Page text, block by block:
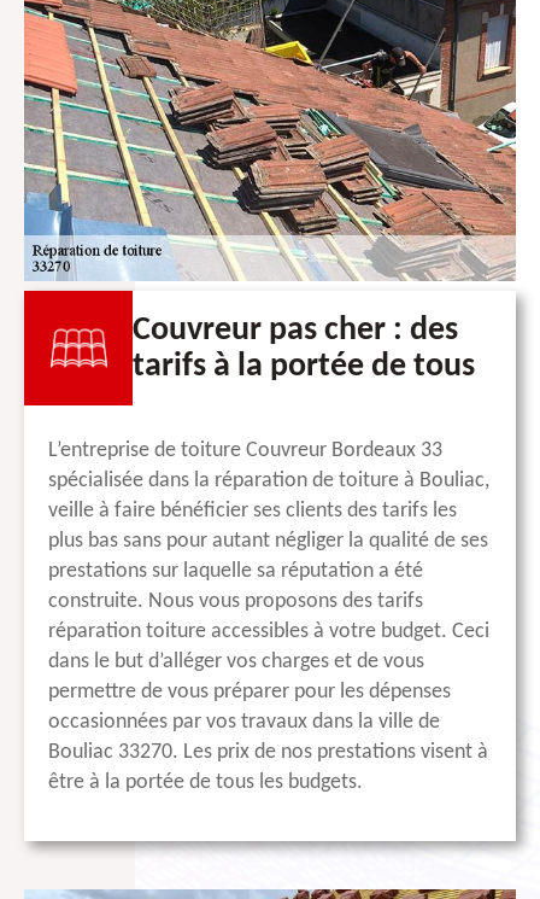
Couvreur pas cher : des
tarifs à la portée de tous
L’entreprise de toiture Couvreur Bordeaux 33
spécialisée dans la réparation de toiture à Bouliac,
veille à faire bénéficier ses clients des tarifs les
plus bas sans pour autant négliger la qualité de ses
prestations sur laquelle sa réputation a été
construite. Nous vous proposons des tarifs
réparation toiture accessibles à votre budget. Ceci
dans le but d’alléger vos charges et de vous
permettre de vous préparer pour les dépenses
occasionnées par vos travaux dans la ville de
Bouliac 33270. Les prix de nos prestations visent à
être à la portée de tous les budgets.